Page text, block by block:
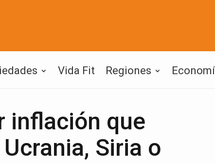
Vida Fit Regiones
inflación que
Siria o